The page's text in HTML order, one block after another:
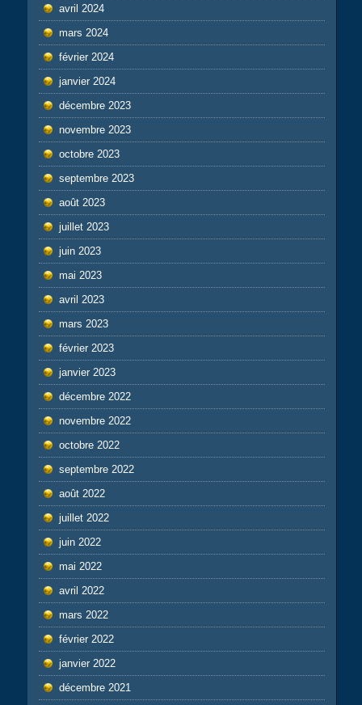
avril 2024
mars 2024
février 2024
janvier 2024
décembre 2023
novembre 2023
octobre 2023
septembre 2023
août 2023
juillet 2023
juin 2023
mai 2023
avril 2023
mars 2023
février 2023
janvier 2023
décembre 2022
novembre 2022
octobre 2022
septembre 2022
août 2022
juillet 2022
juin 2022
mai 2022
avril 2022
mars 2022
février 2022
janvier 2022
décembre 2021